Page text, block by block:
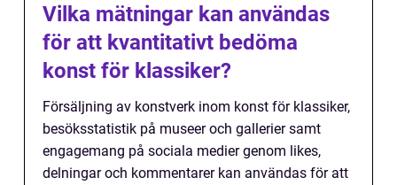
Vilka mätningar kan användas
för att kvantitativt bedöma
konst för klassiker?
Försäljning av konstverk inom konst för klassiker,
besöksstatistik på museer och gallerier samt
engagemang på sociala medier genom likes,
delningar och kommentarer kan användas för att